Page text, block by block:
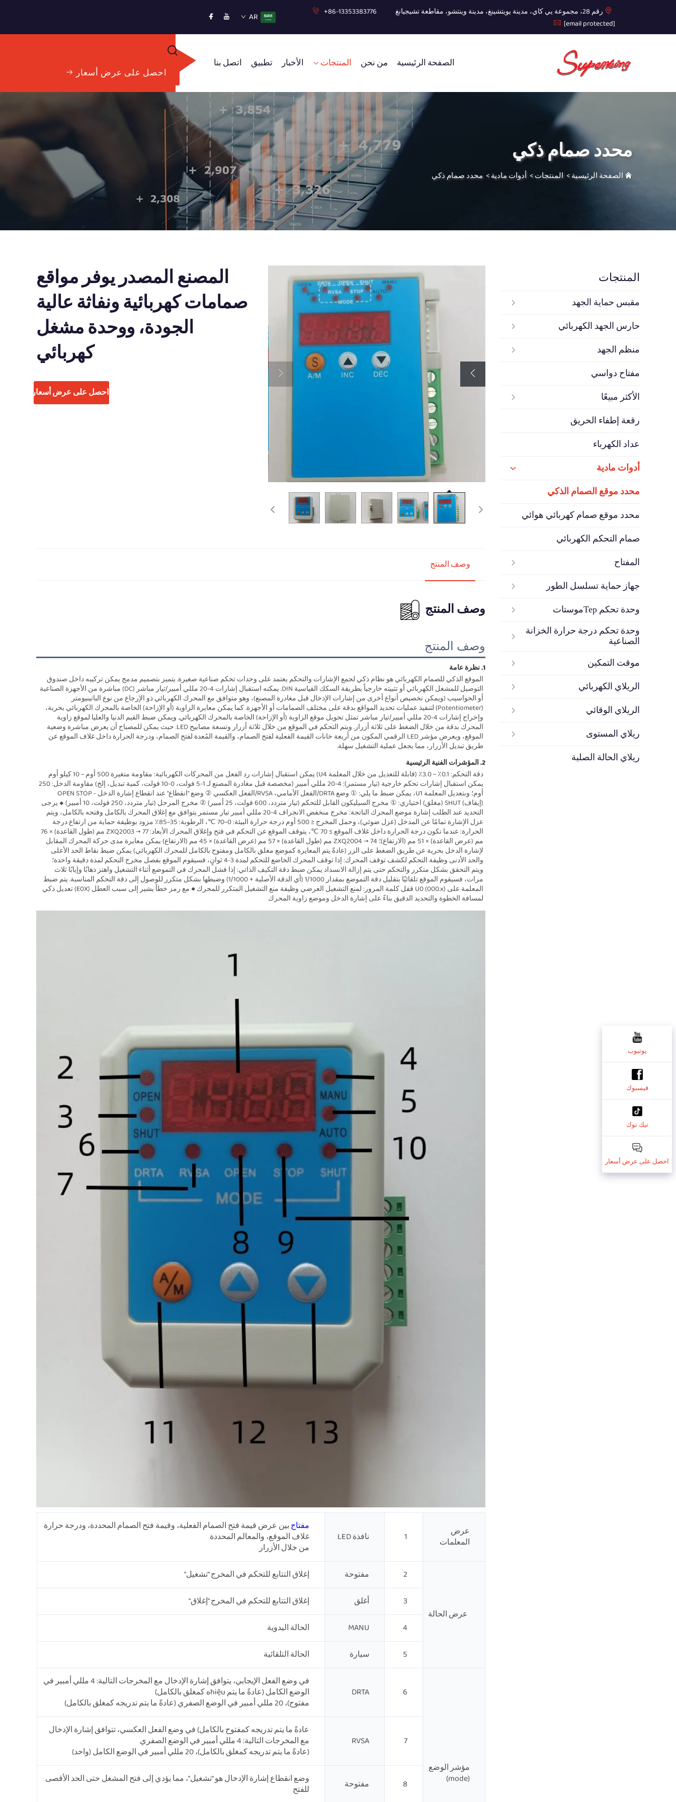
رقم 28، مجموعة يي كاي، مدينة يويتشينغ، مدينة وينتشو، مقاطعة تشيجيانغ
+86-13353383776
[email protected]
AR
الصفحة الرئيسية من نحن المنتجات الأخبار تطبيق اتصل بنا
احصل على عرض أسعار
محدد صمام ذكي
الصفحة الرئيسية> المنتجات> أدوات مادية> محدد صمام ذكي
المنتجات
مقبس حماية الجهد
حارس الجهد الكهربائي
منظم الجهد
مفتاح دواسي
الأكثر مبيعًا
رقعة إطفاء الحريق
عداد الكهرباء
أدوات مادية
محدد موقع الصمام الذكي
محدد موقع صمام كهربائي هوائي
صمام التحكم الكهربائي
المفتاح
جهاز حماية تسلسل الطور
وحدة تحكم Терموستات
وحدة تحكم درجة حرارة الخزانة
الصناعية
موقت التمكين
الريلاي الكهربائي
الريلاي الوقائي
ريلاي المستوى
ريلاي الحالة الصلبة
المصنع المصدر يوفر مواقع
صمامات كهربائية ونفاثة عالية
الجودة، ووحدة مشغل
كهربائي
احصل على عرض أسعار
وصف المنتج
وصف المنتج
وصف المنتج
1. نظرة عامة
طريق تبديل الأزرار، مما يجعل عملية التشغيل سهلة.
2. المؤشرات الفنية الرئيسية
لمسافة الخطوة والتحديد الدقيق بناءً على إشارة الدخل وموضع زاوية المحرك
عرض
المعلمات
1 نافذة LED
مفتاح بين عرض قيمة فتح الصمام الفعلية، وقيمة فتح الصمام المحددة، ودرجة حرارة
غلاف الموقع، والمعالم المحددة
من خلال الأزرار
عرض الحالة
2 مفتوحة إغلاق التتابع للتحكم في المخرج "تشغيل"
3 أغلق إغلاق التتابع للتحكم في المخرج "إغلاق"
4
MANU الحالة اليدوية
5 سيارة الحالة التلقائية
مؤشر الوضع
(mode)
6
DRTA
في وضع الفعل الإيجابي، يتوافق إشارة الإدخال مع المخرجات التالية: 4 مللي أمبير في
الوضع الكامل (عادةً ما يتم hiệuه كمغلق بالكامل)
مفتوح)، 20 مللي أمبير في الوضع الصفري (عادةً ما يتم تدريجه كمغلق بالكامل)
7
RVSA
عادةً ما يتم تدريجه كمفتوح بالكامل) في وضع الفعل العكسي، تتوافق إشارة الإدخال
مع المخرجات التالية: 4 مللي أمبير في الوضع الصفري
(عادةً ما يتم تدريجه كمغلق بالكامل)، 20 مللي أمبير في الوضع الكامل (واحد)
8 مفتوحة
وضع انقطاع إشارة الإدخال هو "تشغيل"، مما يؤدي إلى فتح المشغل حتى الحد الأقصى
للفتح
يوتيوب
فيسبوك
تيك توك
احصل على عرض أسعار